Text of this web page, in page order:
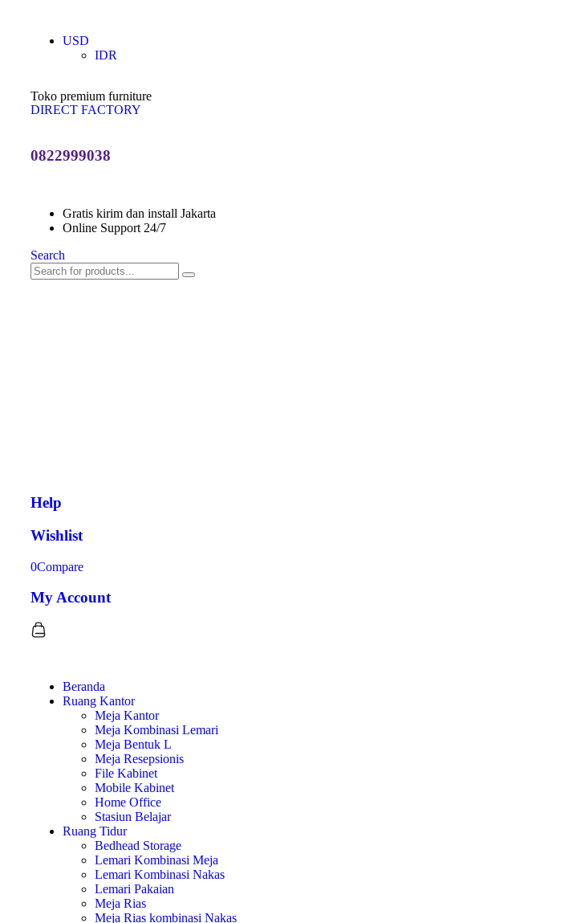
USD
IDR
Toko premium furniture
DIRECT FACTORY
0822999038
Gratis kirim dan install Jakarta
Online Support 24/7
Search
Help
Wishlist
0Compare
My Account
Beranda
Ruang Kantor
Meja Kantor
Meja Kombinasi Lemari
Meja Bentuk L
Meja Resepsionis
File Kabinet
Mobile Kabinet
Home Office
Stasiun Belajar
Ruang Tidur
Bedhead Storage
Lemari Kombinasi Meja
Lemari Kombinasi Nakas
Lemari Pakaian
Meja Rias
Meja Rias kombinasi Nakas